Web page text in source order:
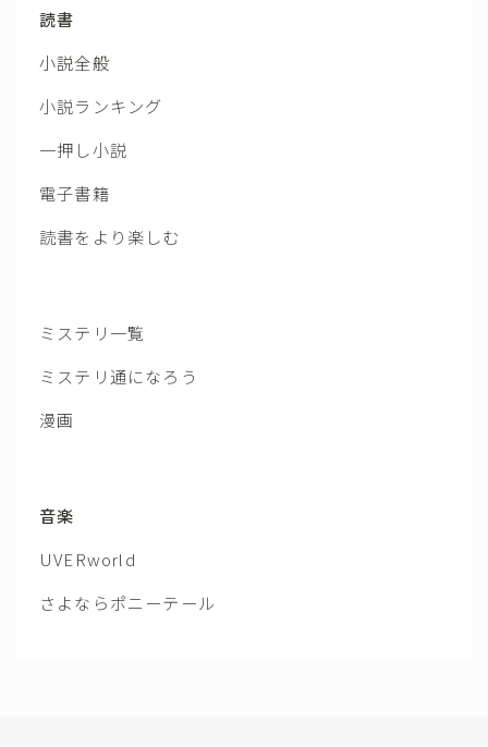
読書
小説全般
小説ランキング
一押し小説
電子書籍
読書をより楽しむ
ミステリ一覧
ミステリ通になろう
漫画
音楽
UVERworld
さよならポニーテール